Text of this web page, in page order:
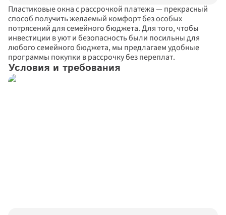
Пластиковые окна с рассрочкой платежа — прекрасный
способ получить желаемый комфорт без особых
потрясений для семейного бюджета. Для того, чтобы
инвестиции в уют и безопасность были посильны для
любого семейного бюджета, мы предлагаем удобные
программы покупки в рассрочку без переплат.
Условия и требования